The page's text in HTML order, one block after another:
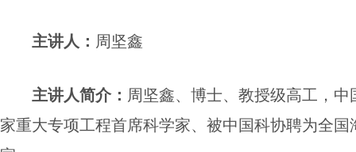
主讲人 ： 周坚鑫
主讲人简介： 周坚鑫、博士、教授级高工，
家重大专项工程首席科学家、被中国科协聘为全